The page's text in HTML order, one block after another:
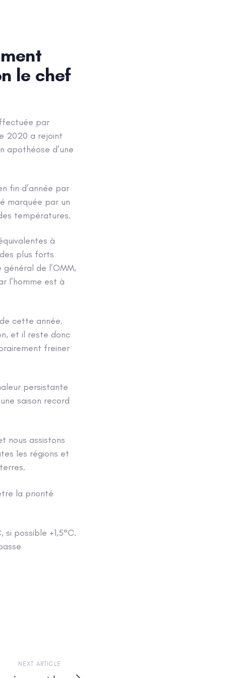
le chef
par
2020 a rejoint
apothéose d’une
fin d’année par
marquée par un
températures.
à
plus forts
de l’OMM,
l’homme est à
cette année.
et il reste donc
freiner
persistante
saison record
nous assistons
les régions et
la priorité
possible +1,5°C.
NEXT ARTICLE